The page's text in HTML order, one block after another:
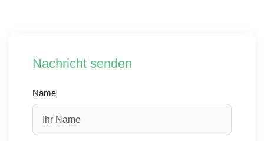
Nachricht senden
Name